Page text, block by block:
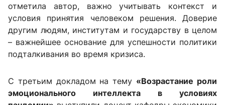
отметила автор, важно учитывать контекст и
условия принятия человеком решения. Доверие
другим людям, институтам и государству в целом
– важнейшее основание для успешности политики
подталкивания во время кризиса.
С третьим докладом на тему «Возрастание роли
эмоционального интеллекта в условиях